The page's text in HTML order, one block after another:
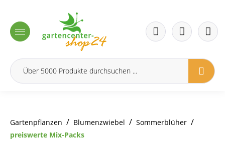
Gartenpflanzen / Blumenzwiebel / Sommerblüher /
preiswerte Mix-Packs